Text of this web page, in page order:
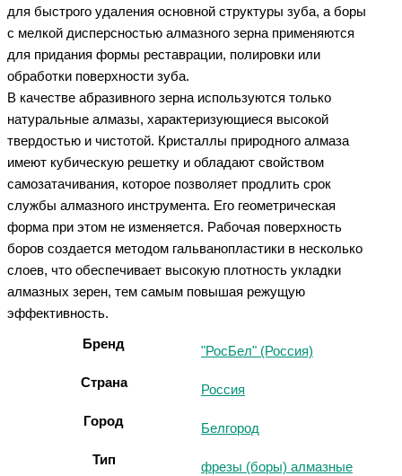
для быстрого удаления основной структуры зуба, а боры
с мелкой дисперсностью алмазного зерна применяются
для придания формы реставрации, полировки или
обработки поверхности зуба.
В качестве абразивного зерна используются только
натуральные алмазы, характеризующиеся высокой
твердостью и чистотой. Кристаллы природного алмаза
имеют кубическую решетку и обладают свойством
самозатачивания, которое позволяет продлить срок
службы алмазного инструмента. Его геометрическая
форма при этом не изменяется. Рабочая поверхность
боров создается методом гальванопластики в несколько
слоев, что обеспечивает высокую плотность укладки
алмазных зерен, тем самым повышая режущую
эффективность.
Бренд "РосБел" (Россия)
Страна Россия
Город Белгород
Тип фрезы (боры) алмазные